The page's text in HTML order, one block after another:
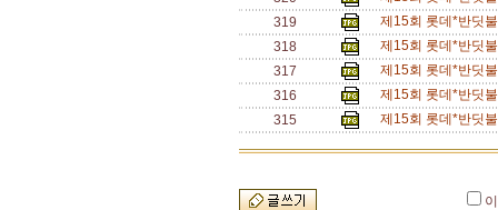
319
제15회 롯데*반딧
318
제15회 롯데*반딧
317
제15회 롯데*반딧
316
제15회 롯데*반딧
315
제15회 롯데*반딧